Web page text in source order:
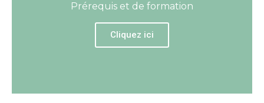
Prérequis et de formation
Cliquez ici